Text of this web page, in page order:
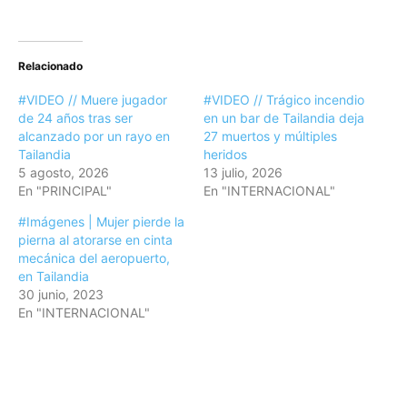
Relacionado
#VIDEO // Muere jugador
de 24 años tras ser
alcanzado por un rayo en
Tailandia
5 agosto, 2026
En "PRINCIPAL"
#VIDEO // Trágico incendio
en un bar de Tailandia deja
27 muertos y múltiples
heridos
13 julio, 2026
En "INTERNACIONAL"
#Imágenes | Mujer pierde la
pierna al atorarse en cinta
mecánica del aeropuerto,
en Tailandia
30 junio, 2023
En "INTERNACIONAL"